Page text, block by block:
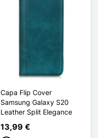
Capa Flip Cover
Samsung Galaxy S20
Leather Split Elegance
13,99 €